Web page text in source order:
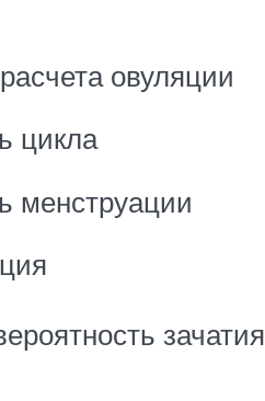
овуляции
цикла
менструации
зачатия